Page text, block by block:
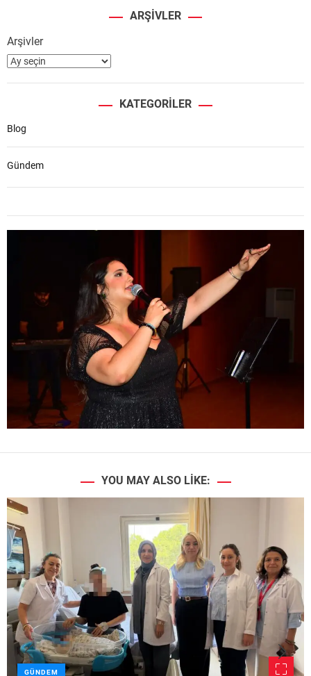
ARŞIVLER
Arşivler
KATEGORILER
Blog
Gündem
YOU MAY ALSO LIKE:
GÜNDEM